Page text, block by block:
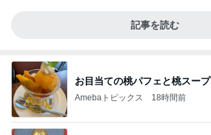
記事を読む
お目当ての桃パフェと桃スープ
Amebaトピックス 18時間前